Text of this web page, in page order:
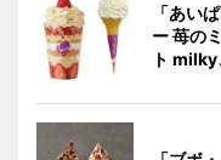
「あい
ー 苺の
ト milky